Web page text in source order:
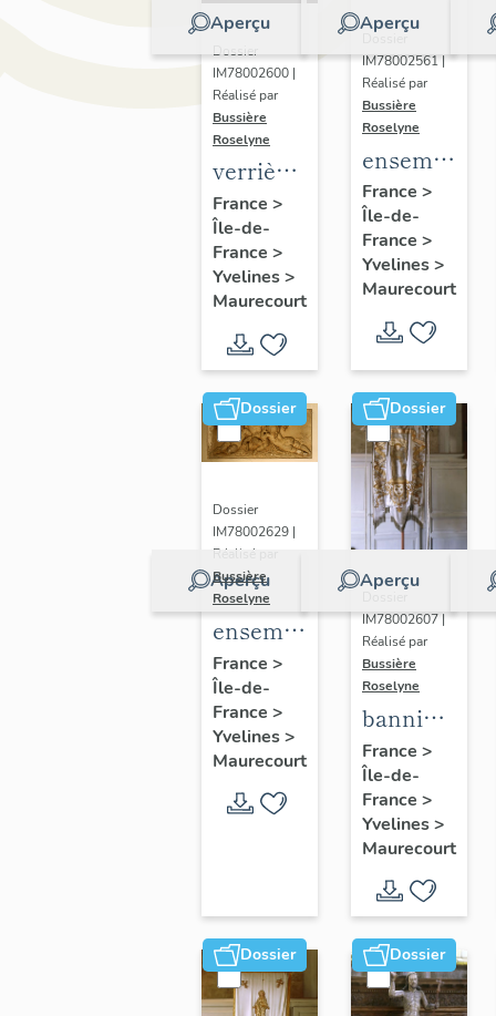
Aperçu
Dossier
IM78002600 |
Réalisé par
Bussière
Roselyne
verrières
(7)
France >
Île-de-
France >
Yvelines>
Maurecourt
Aperçu
IM78002561 |
Réalisé par
Bussière
Roselyne
ensemble
de 2
plaques
des
instituteurs
de Seine
et Oise
France >
Île-de-
France >
Yvelines>
Maurecourt
Dossier
Aperçu
Dossier
IM78002629 |
Réalisé par
Bussière
Roselyne
ensemble
de 2
reliefs
France >
Île-de-
France >
Yvelines>
Maurecourt
Dossier
Aperçu
IM78002607 |
Réalisé par
Bussière
Roselyne
bannière
de
procession
: Jeanne
d'Arc
France >
Île-de-
France >
Yvelines>
Maurecourt
Dossier Dossier